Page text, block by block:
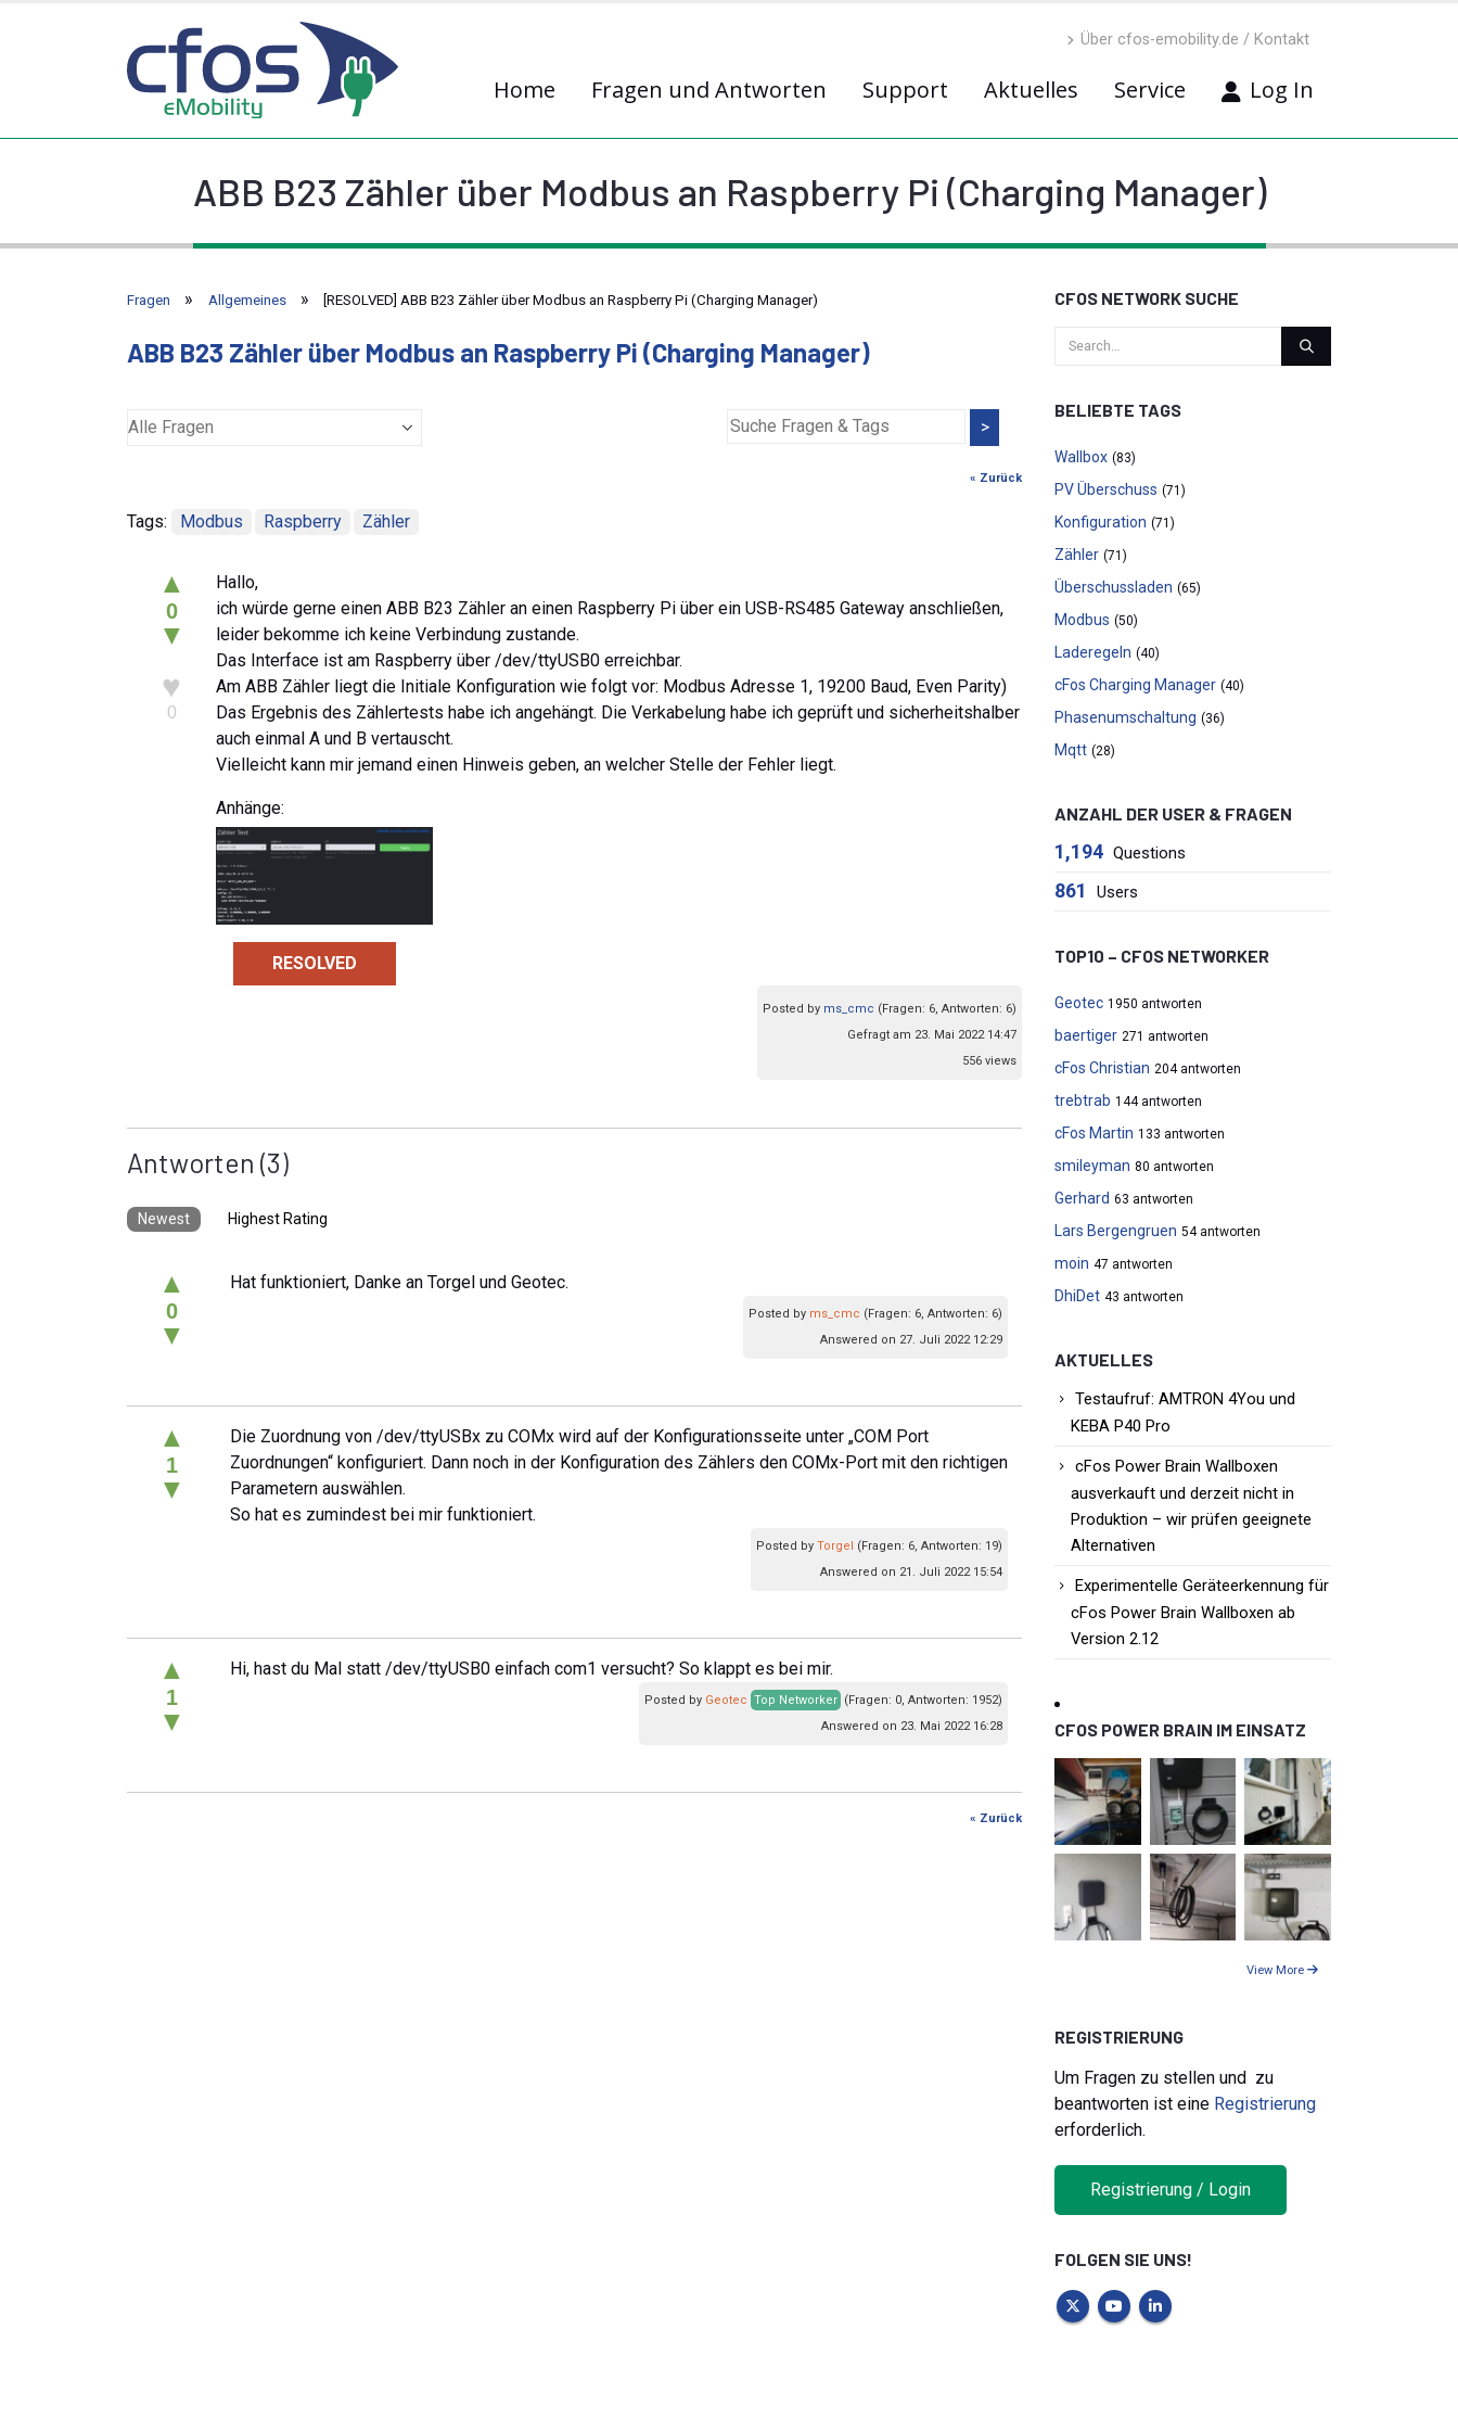
Über cfos-emobility.de / Kontakt
Home Fragen und Antworten Support Aktuelles Service Log In
ABB B23 Zähler über Modbus an Raspberry Pi (Charging Manager)
Fragen Allgemeines [RESOLVED] ABB B23 Zähler über Modbus an Raspberry Pi (Charging Manager)
ABB B23 Zähler über Modbus an Raspberry Pi (Charging Manager)
>
« Zurück
Tags: Modbus Raspberry Zähler
▲
0
▼
♥
0
Hallo,
ich würde gerne einen ABB B23 Zähler an einen Raspberry Pi über ein USB-RS485 Gateway anschließen,
leider bekomme ich keine Verbindung zustande.
Das Interface ist am Raspberry über /dev/ttyUSB0 erreichbar.
Am ABB Zähler liegt die Initiale Konfiguration wie folgt vor: Modbus Adresse 1, 19200 Baud, Even Parity)
Das Ergebnis des Zählertests habe ich angehängt. Die Verkabelung habe ich geprüft und sicherheitshalber
auch einmal A und B vertauscht.
Vielleicht kann mir jemand einen Hinweis geben, an welcher Stelle der Fehler liegt.
Anhänge:
RESOLVED
Posted by ms_cmc (Fragen: 6, Antworten: 6)
Gefragt am 23. Mai 2022 14:47
556 views
Antworten (3)
Newest Highest Rating
▲
0
▼
Hat funktioniert, Danke an Torgel und Geotec.
Posted by ms_cmc (Fragen: 6, Antworten: 6)
Answered on 27. Juli 2022 12:29
▲
1
▼
Die Zuordnung von /dev/ttyUSBx zu COMx wird auf der Konfigurationsseite unter „COM Port
Zuordnungen“ konfiguriert. Dann noch in der Konfiguration des Zählers den COMx-Port mit den richtigen
Parametern auswählen.
So hat es zumindest bei mir funktioniert.
Posted by Torgel (Fragen: 6, Antworten: 19)
Answered on 21. Juli 2022 15:54
▲
1
▼
Hi, hast du Mal statt /dev/ttyUSB0 einfach com1 versucht? So klappt es bei mir.
Posted by Geotec Top Networker (Fragen: 0, Antworten: 1952)
Answered on 23. Mai 2022 16:28
« Zurück
CFOS NETWORK SUCHE
BELIEBTE TAGS
Wallbox (83)
PV Überschuss (71)
Konfiguration (71)
Zähler (71)
Überschussladen (65)
Modbus (50)
Laderegeln (40)
cFos Charging Manager (40)
Phasenumschaltung (36)
Mqtt (28)
ANZAHL DER USER & FRAGEN
1,194 Questions
861 Users
TOP10 – CFOS NETWORKER
Geotec 1950 antworten
baertiger 271 antworten
cFos Christian 204 antworten
trebtrab 144 antworten
cFos Martin 133 antworten
smileyman 80 antworten
Gerhard 63 antworten
Lars Bergengruen 54 antworten
moin 47 antworten
DhiDet 43 antworten
AKTUELLES
Testaufruf: AMTRON 4You und
KEBA P40 Pro
cFos Power Brain Wallboxen
ausverkauft und derzeit nicht in
Produktion – wir prüfen geeignete
Alternativen
Experimentelle Geräteerkennung für
cFos Power Brain Wallboxen ab
Version 2.12
CFOS POWER BRAIN IM EINSATZ
View More
REGISTRIERUNG
Um Fragen zu stellen und zu
beantworten ist eine Registrierung
erforderlich.
Registrierung / Login
FOLGEN SIE UNS!